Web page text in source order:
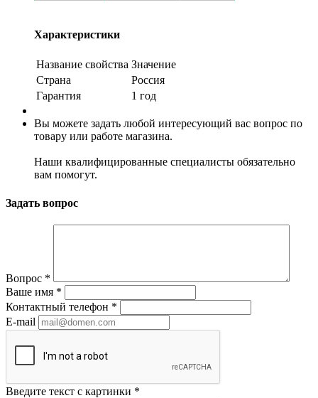
Характеристики
Название свойства Значение
Страна
Россия
Гарантия
1 год
Вы можете задать любой интересующий вас вопрос по
товару или работе магазина.
Наши квалифицированные специалисты обязательно
вам помогут.
Задать вопрос
Вопрос *
Ваше имя *
Контактный телефон *
E-mail
Введите текст с картинки *